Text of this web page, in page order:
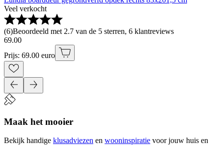
Veel verkocht
(6)Beoordeeld met 2.7 van de 5 sterren, 6 klantreviews
69.00
Prijs: 69.00 euro
Maak het mooier
Bekijk handige klusadviezen en wooninspiratie voor jouw huis en